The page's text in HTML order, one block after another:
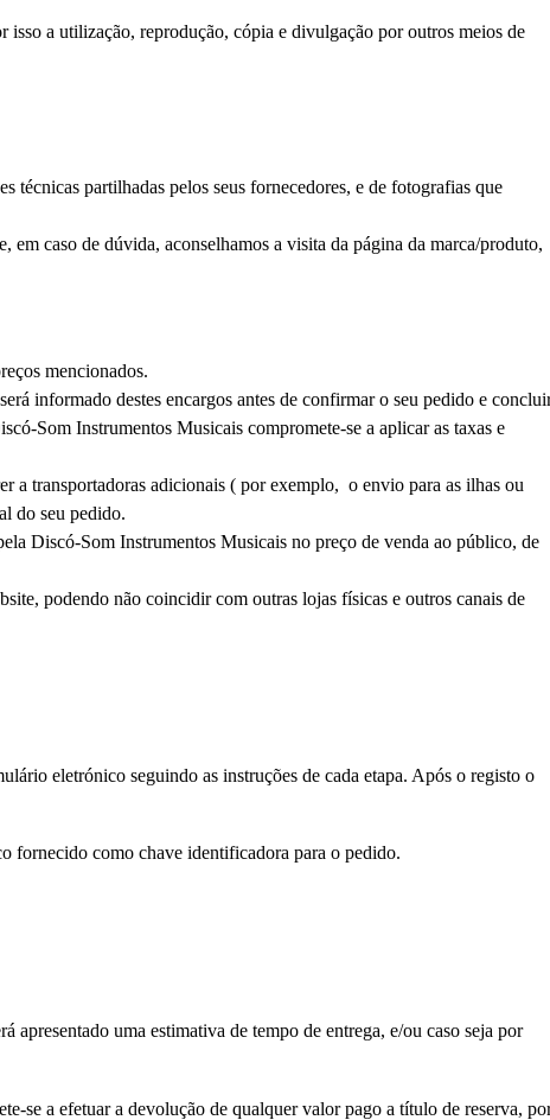
isso a utilização, reprodução, cópia e divulgação por outros meios de
técnicas partilhadas pelos seus fornecedores, e de fotografias que
em caso de dúvida, aconselhamos a visita da página da marca/produto,
mencionados.
informado destes encargos antes de confirmar o seu pedido e
Som Instrumentos Musicais compromete-se a aplicar as taxas e
a transportadoras adicionais ( por exemplo, o envio para as ilhas ou
do seu pedido.
Discó-Som Instrumentos Musicais no preço de venda ao público, de
podendo não coincidir com outras lojas físicas e outros canais de
eletrónico seguindo as instruções de cada etapa. Após o registo o
fornecido como chave identificadora para o pedido.
uma estimativa de tempo de entrega, e/ou caso seja por
se a efetuar a devolução de qualquer valor pago a título de reserva,